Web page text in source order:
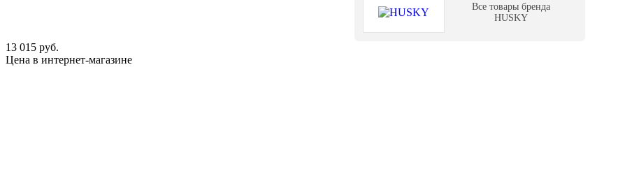
Все товары бренда
HUSKY
13 015 руб.
Цена в интернет-магазине